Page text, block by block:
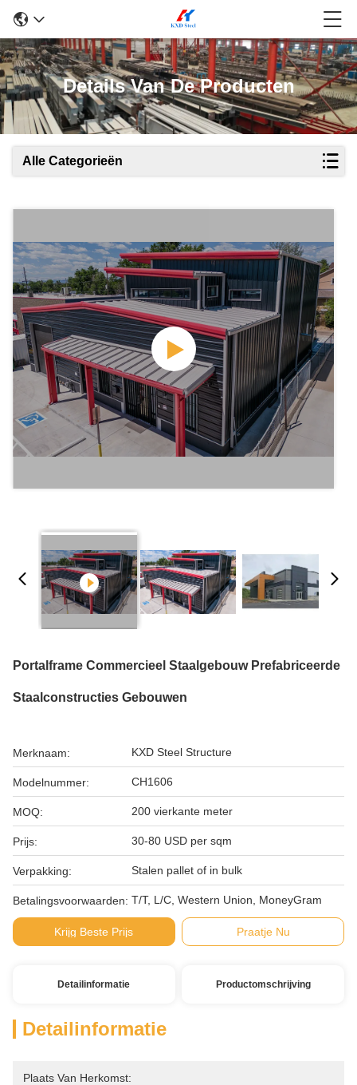
Details Van De Producten
Alle Categorieën
Portalframe Commercieel Staalgebouw Prefabriceerde
Staalconstructies Gebouwen
Merknaam: KXD Steel Structure
Modelnummer: CH1606
MOQ: 200 vierkante meter
Prijs: 30-80 USD per sqm
Verpakking: Stalen pallet of in bulk
Betalingsvoorwaarden: T/T, L/C, Western Union, MoneyGram
Krijg Beste Prijs Praatje Nu
Detailinformatie Productomschrijving
Detailinformatie
Plaats Van Herkomst: